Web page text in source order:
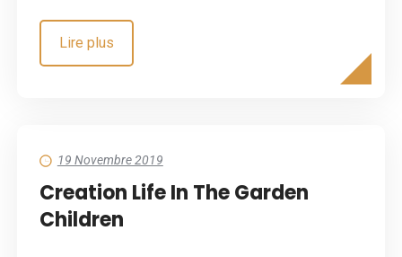
Lire plus
19 Novembre 2019
Creation Life In The Garden
Children